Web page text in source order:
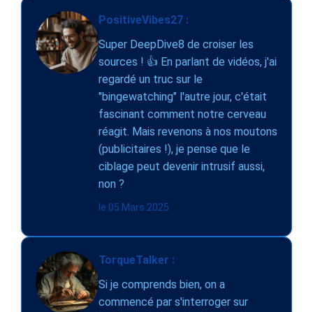
PositiveVibes27 :
Super DeepDive8 de croiser les
sources ! 👍 En parlant de vidéos, j'ai
regardé un truc sur le
"bingewatching" l'autre jour, c'était
fascinant comment notre cerveau
réagit. Mais revenons à nos moutons
(publicitaires !), je pense que le
ciblage peut devenir intrusif aussi,
non ?
le 05 Mars 2025
TorqueTalker :
Si je comprends bien, on a
commencé par s'interroger sur